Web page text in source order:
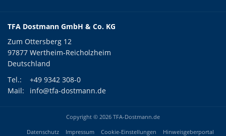
TFA Dostmann GmbH & Co. KG
Zum Ottersberg 12
97877 Wertheim-Reicholzheim
Deutschland
Tel.:
+49 9342 308-0
Mail:
info@tfa-dostmann.de
Copyright © 2026 TFA-Dostmann.de
Datenschutz Impressum Cookie-Einstellungen Hinweisgeberportal